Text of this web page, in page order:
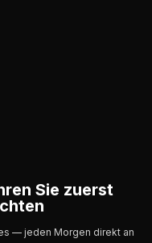
Sie zuerst
— jeden Morgen direkt an